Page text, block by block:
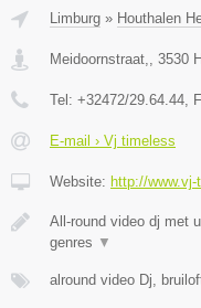
Limburg » Houthalen
Meidoornstraat, 3530
Tel: +32472/29.64.44 ,
E-mail › Vj timeless
Website: http://
All-round video dj met
genres ▼
alround video Dj,